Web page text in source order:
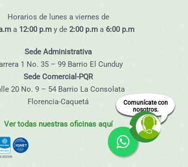
Comunícate con
nosotros.
Horarios de lunes a viernes de
a 12:00 p.m y de 2:00 p.m a 6:00 p.m
Sede Administrativa
1 No. 35 – 99 Barrio El Cunduy
Sede Comercial-PQR
20 No. 9 – 54 Barrio La Consolata
Florencia-Caquetá
Ver todas nuestras oficinas aquí